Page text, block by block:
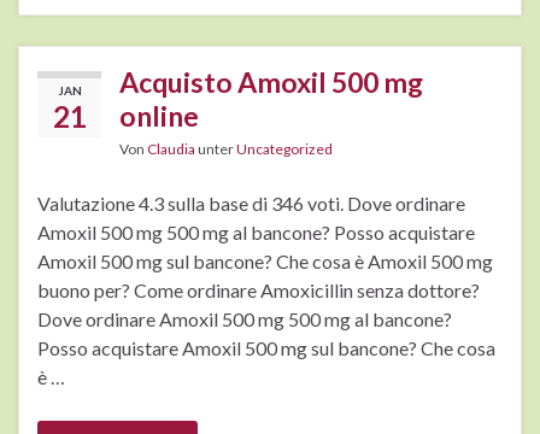
JAN
21
Acquisto Amoxil 500 mg
online
Von Claudia unterUncategorized
Valutazione 4.3 sulla base di 346 voti. Dove ordinare
Amoxil 500 mg 500 mg al bancone? Posso acquistare
Amoxil 500 mg sul bancone? Che cosa è Amoxil 500 mg
buono per? Come ordinare Amoxicillin senza dottore?
Dove ordinare Amoxil 500 mg 500 mg al bancone?
Posso acquistare Amoxil 500 mg sul bancone? Che cosa
è …